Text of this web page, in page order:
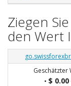
Ziegen
den Wert
Geschätzter
• $ 0.00